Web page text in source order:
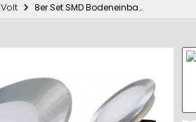
8er Set SMD Bodeneinbauspots 12Volt + 2 x LED Rundtrafo. Für Laminat, Parkett, Fliesen usw. Begehbar - IP67. Abwaschbar.